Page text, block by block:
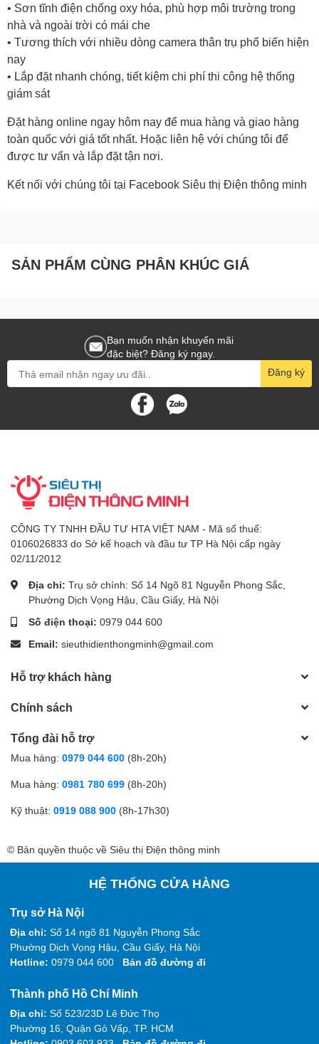
• Sơn tĩnh điện chống oxy hóa, phù hợp môi trường trong
nhà và ngoài trời có mái che
• Tương thích với nhiều dòng camera thân trụ phổ biến hiện
nay
• Lắp đặt nhanh chóng, tiết kiệm chi phí thi công hệ thống
giám sát
Đặt hàng online ngay hôm nay để mua hàng và giao hàng
toàn quốc với giá tốt nhất. Hoặc liên hệ với chúng tôi để
được tư vấn và lắp đặt tận nơi.
Kết nối với chúng tôi tại Facebook Siêu thị Điện thông minh
SẢN PHẨM CÙNG PHÂN KHÚC GIÁ
Bạn muốn nhận khuyến mãi
đặc biệt? Đăng ký ngay.
Đăng ký
CÔNG TY TNHH ĐẦU TƯ HTA VIỆT NAM - Mã số thuế:
0106026833 do Sở kế hoạch và đầu tư TP Hà Nội cấp ngày
02/11/2012
Địa chỉ: Trụ sở chính: Số 14 Ngõ 81 Nguyễn Phong Sắc,
Phường Dịch Vọng Hậu, Cầu Giấy, Hà Nội
Số điện thoại: 0979 044 600
Email: sieuthidienthongminh@gmail.com
Hỗ trợ khách hàng
Chính sách
Tổng đài hỗ trợ
Mua hàng: 0979 044 600 (8h-20h)
Mua hàng: 0981 780 699 (8h-20h)
Kỹ thuật: 0919 088 900 (8h-17h30)
© Bản quyền thuộc về Siêu thị Điện thông minh
HỆ THỐNG CỬA HÀNG
Trụ sở Hà Nội
Địa chỉ: Số 14 ngõ 81 Nguyễn Phong Sắc
Phường Dịch Vọng Hậu, Cầu Giấy, Hà Nội
Hotline: 0979 044 600 Bản đồ đường đi
Thành phố Hồ Chí Minh
Địa chỉ: Số 523/23D Lê Đức Thọ
Phường 16, Quận Gò Vấp, TP. HCM